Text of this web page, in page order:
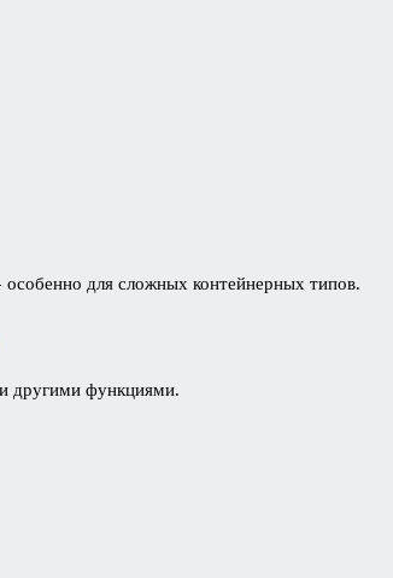
для сложных контейнерных типов.
и другими функциями.